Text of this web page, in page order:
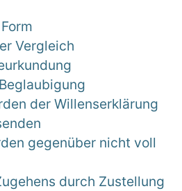
Vergleich
der Willenserklärung
gegenüber nicht voll
durch Zustellung